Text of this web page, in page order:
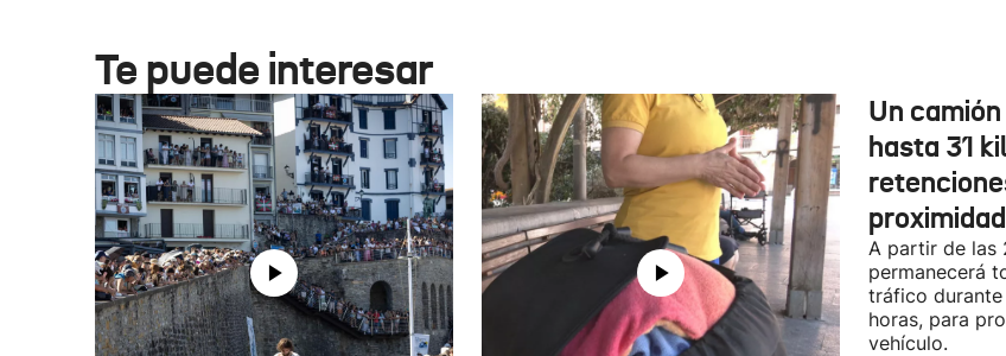
Te puede interesar
Un
hasta 31
A partir de las
permanecerá
tráfico
horas, para
vehículo.